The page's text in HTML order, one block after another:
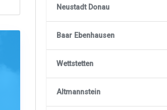
Neustadt Donau
Baar Ebenhausen
Wettstetten
Altmannstein